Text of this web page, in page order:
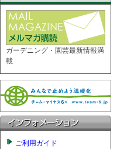
ガーデニング・園芸最新情報満
載
ご利用ガイド